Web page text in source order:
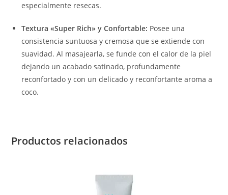
especialmente resecas.
Textura «Super Rich» y Confortable: Posee una
consistencia suntuosa y cremosa que se extiende con
suavidad. Al masajearla, se funde con el calor de la piel
dejando un acabado satinado, profundamente
reconfortado y con un delicado y reconfortante aroma a
coco.
Productos relacionados